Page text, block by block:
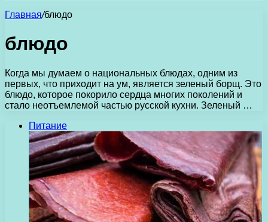
Главная/блюдо
блюдо
Когда мы думаем о национальных блюдах, одним из
первых, что приходит на ум, является зеленый борщ. Это
блюдо, которое покорило сердца многих поколений и
стало неотъемлемой частью русской кухни. Зеленый …
Питание